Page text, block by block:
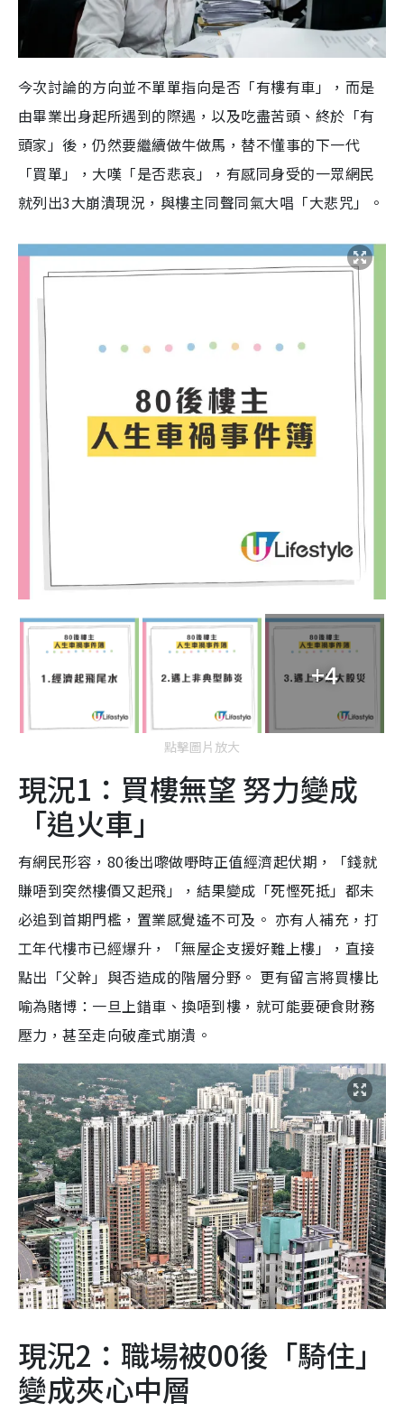
今次討論的方向並不單單指向是否「有樓有車」，而是
由畢業出身起所遇到的際遇，以及吃盡苦頭、終於「有
頭家」後，仍然要繼續做牛做馬，替不懂事的下一代
「買單」，大嘆「是否悲哀」，有感同身受的一眾網民
就列出3大崩潰現況，與樓主同聲同氣大唱「大悲咒」。
+4
點擊圖片放大
現況1：買樓無望 努力變成
「追火車」
有網民形容，80後出嚟做嘢時正值經濟起伏期，「錢就
賺唔到突然樓價又起飛」，結果變成「死慳死抵」都未
必追到首期門檻，置業感覺遙不可及。 亦有人補充，打
工年代樓市已經爆升，「無屋企支援好難上樓」，直接
點出「父幹」與否造成的階層分野。 更有留言將買樓比
喻為賭博：一旦上錯車、換唔到樓，就可能要硬食財務
壓力，甚至走向破產式崩潰。
現況2：職場被00後「騎住」
變成夾心中層